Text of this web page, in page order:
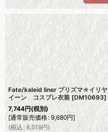
Fate/kaleid liner プリズマ☆イリ
イーン コスプレ衣装 [DM10693]
7,744円(税別)
[通常販売価格: 9,680円]
(税込 : 8,519円)